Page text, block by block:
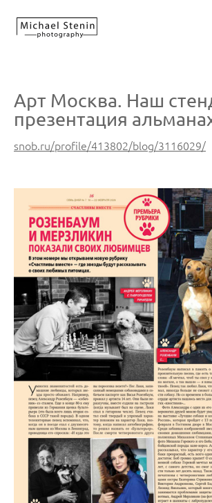
Арт Москва. Наш
презентация
snob.ru/profile/413802/blog/3116029/